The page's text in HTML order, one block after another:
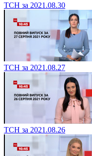
ТСН за 2021.08.30
ТСН за 2021.08.27
ТСН за 2021.08.26